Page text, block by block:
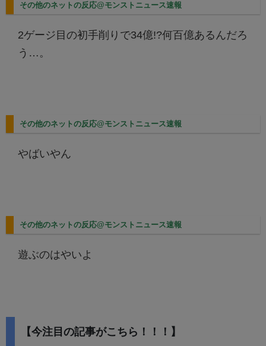
その他のネットの反応@モンストニュース速報
2ゲージ目の初手削りで34億!?何百億あるんだろ
う…。
その他のネットの反応@モンストニュース速報
やばいやん
その他のネットの反応@モンストニュース速報
遊ぶのはやいよ
【今注目の記事がこちら！！！】